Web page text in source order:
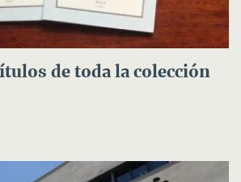
de toda la colección